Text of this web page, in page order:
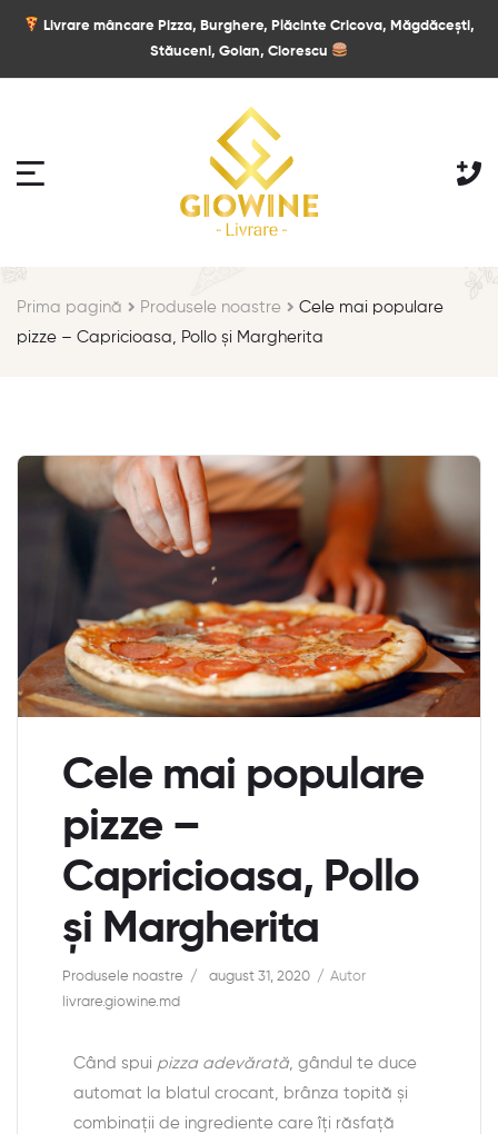
Livrare mâncare Pizza, Burghere, Plăcinte Cricova, Măgdăcești,
Stăuceni, Goian, Ciorescu
Prima pagină Produsele noastre
Cele mai populare
pizze – Capricioasa, Pollo și Margherita
Cele mai populare
pizze –
Capricioasa, Pollo
și Margherita
Produsele noastre august 31, 2020
Autor
livrare.giowine.md
Când spui pizza adevărată, gândul te duce
automat la blatul crocant, brânza topită și
combinații de ingrediente care îți răsfață